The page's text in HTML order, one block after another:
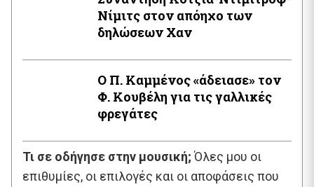
Νίμιτς στον απόηχο των
δηλώσεων Χαν
Ο Π. Καμμένος «άδειασε» τον
Φ. Κουβέλη για τις γαλλικές
φρεγάτες
Τι σε οδήγησε στην μουσική;Όλες μου οι
επιθυμίες, οι επιλογές και οι αποφάσεις που